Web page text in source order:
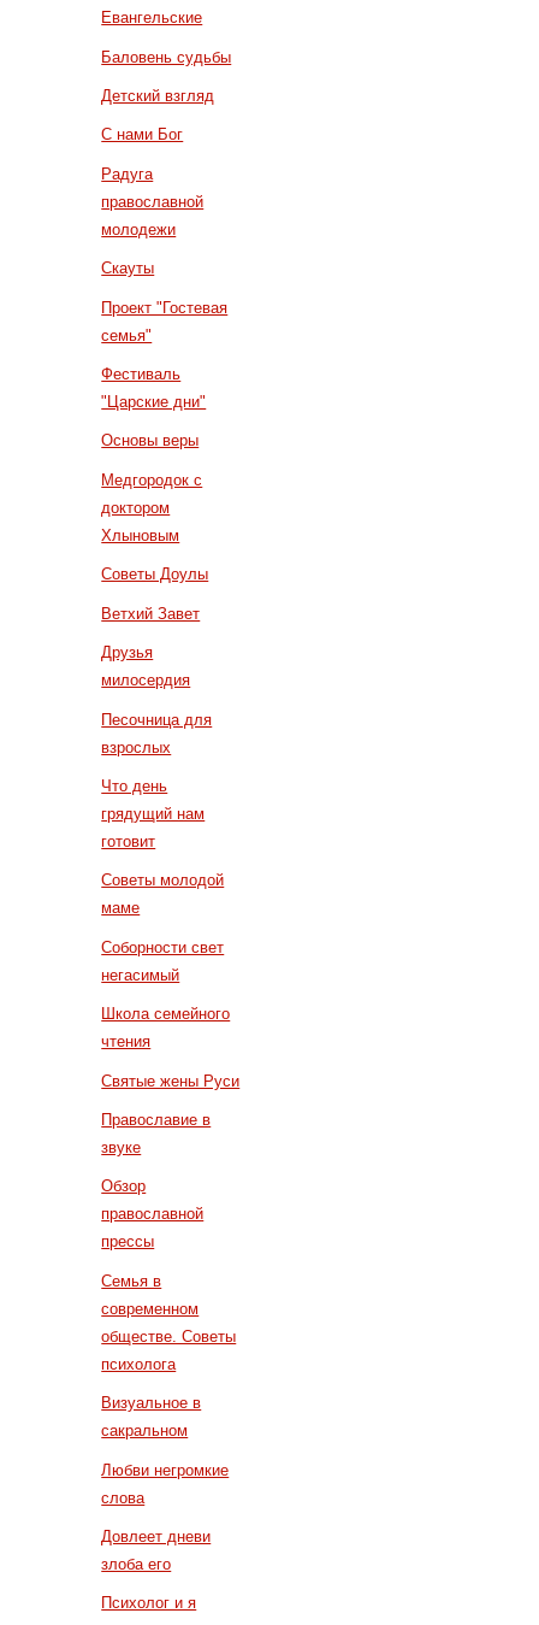
Евангельские
Баловень судьбы
Детский взгляд
С нами Бог
Радуга
православной
молодежи
Скауты
Проект "Гостевая
семья"
Фестиваль
"Царские дни"
Основы веры
Медгородок с
доктором
Хлыновым
Советы Доулы
Ветхий Завет
Друзья
милосердия
Песочница для
взрослых
Что день
грядущий нам
готовит
Советы молодой
маме
Соборности свет
негасимый
Школа семейного
чтения
Святые жены Руси
Православие в
звуке
Обзор
православной
прессы
Семья в
современном
обществе. Советы
психолога
Визуальное в
сакральном
Любви негромкие
слова
Довлеет дневи
злоба его
Психолог и я